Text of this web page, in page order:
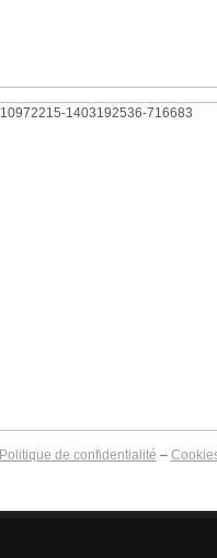
Politique de confidentialité –